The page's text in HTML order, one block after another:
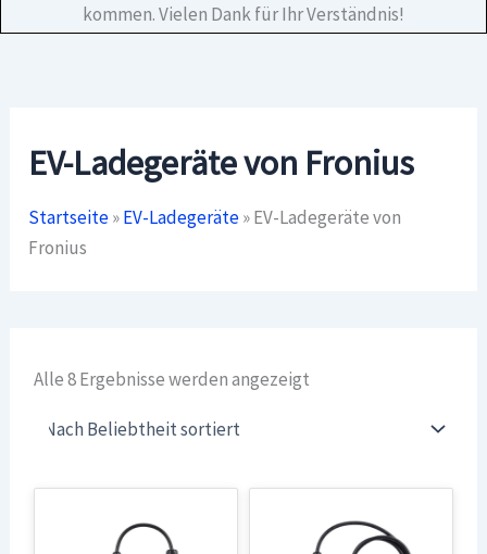
kommen. Vielen Dank für Ihr Verständnis!
EV-Ladegeräte von Fronius
Startseite»EV-Ladegeräte»EV-Ladegeräte von
Fronius
Alle 8 Ergebnisse werden angezeigt